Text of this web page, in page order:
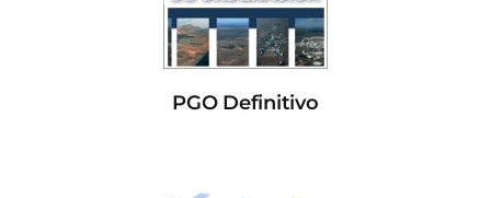
PGO Definitivo